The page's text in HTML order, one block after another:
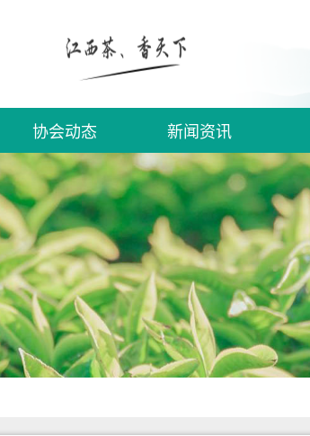
协会动态 新闻资讯